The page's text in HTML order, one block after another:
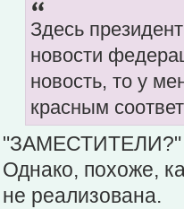
Здесь
новости
новость, то у
красным
"ЗАМЕСТИТЕЛИ?" -
Однако, похоже,
не реализована.